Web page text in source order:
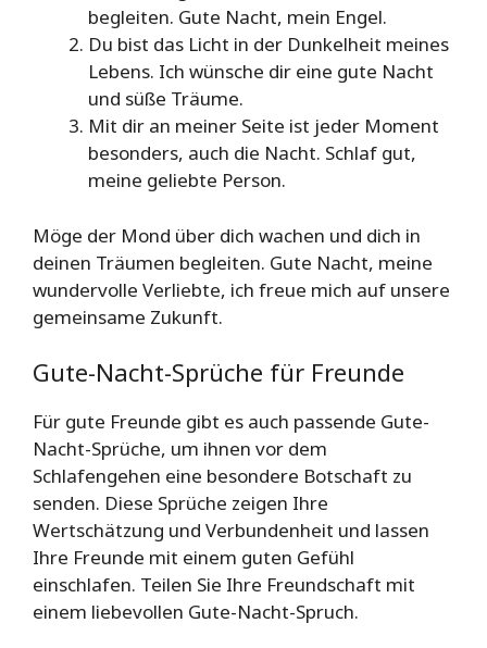
begleiten. Gute Nacht, mein Engel.
Du bist das Licht in der Dunkelheit meines
Lebens. Ich wünsche dir eine gute Nacht
und süße Träume.
Mit dir an meiner Seite ist jeder Moment
besonders, auch die Nacht. Schlaf gut,
meine geliebte Person.
Möge der Mond über dich wachen und dich in
deinen Träumen begleiten. Gute Nacht, meine
wundervolle Verliebte, ich freue mich auf unsere
gemeinsame Zukunft.
Gute-Nacht-Sprüche für Freunde
Für gute Freunde gibt es auch passende Gute-
Nacht-Sprüche, um ihnen vor dem
Schlafengehen eine besondere Botschaft zu
senden. Diese Sprüche zeigen Ihre
Wertschätzung und Verbundenheit und lassen
Ihre Freunde mit einem guten Gefühl
einschlafen. Teilen Sie Ihre Freundschaft mit
einem liebevollen Gute-Nacht-Spruch.